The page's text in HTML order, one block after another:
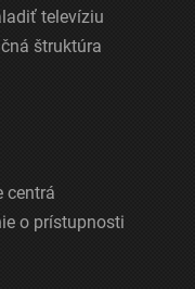
televíziu
štruktúra
centrá
o prístupnosti